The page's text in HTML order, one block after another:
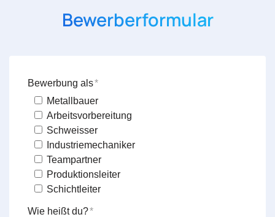
Bewerberformular
Bewerbung als
Metallbauer
Arbeitsvorbereitung
Schweisser
Industriemechaniker
Teampartner
Produktionsleiter
Schichtleiter
Wie heißt du?